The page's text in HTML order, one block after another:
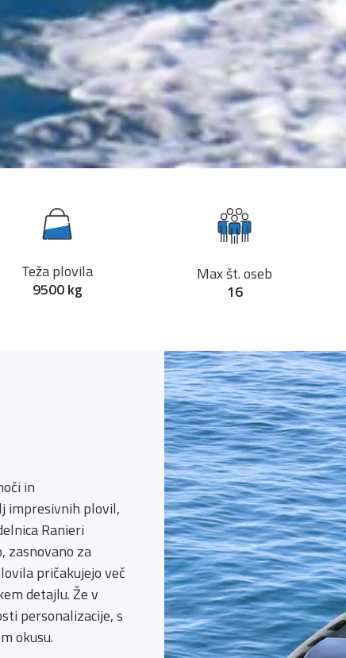
Teža plovila
9500 kg
Max št. oseb
16
in
impresivnih plovil,
Ranieri
zasnovano za
pričakujejo več
detajlu. Že v
personalizacije, s
okusu.